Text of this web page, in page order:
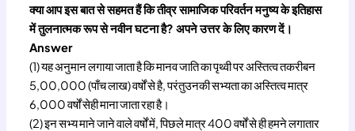
क्या आप इस बात से सहमत हैं कि तीव्र सामाजिक परिवर्तन मनुष्य के इतिहास
में तुलनात्मक रूप से नवीन घटना है? अपने उत्तर के लिए कारण दें।
Answer
(1) यह अनुमान लगाया जाता है कि मानव जाति का पृथ्वी पर अस्तित्व तकरीबन
5,00,000 (पाँच लाख) वर्षों से है, परंतुउनकी सभ्यता का अस्तित्व मात्र
6,000 वर्षों सेही माना जाता रहा है।
(2) इन सभ्य माने जाने वाले वर्षों में, पिछले मात्र 400 वर्षों से ही हमने लगातार